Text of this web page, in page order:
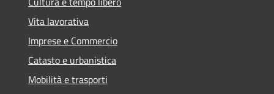
Vita lavorativa
Imprese e Commercio
Catasto e urbanistica
Mobilità e trasporti